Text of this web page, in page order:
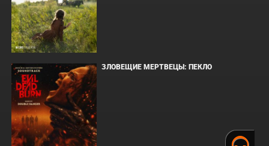
ЗЛОВЕЩИЕ МЕРТВЕЦЫ: ПЕКЛО